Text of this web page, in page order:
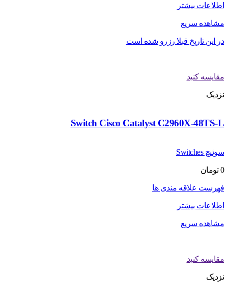
اطلاعات بیشتر
مشاهده سریع
در این تاریخ قبلا رزرو شده است
مقایسه کنید
نزدیک
Switch Cisco Catalyst C2960X-48TS-L
سوئیچ Switches
0 تومان
فهرست علاقه مندی ها
اطلاعات بیشتر
مشاهده سریع
مقایسه کنید
نزدیک